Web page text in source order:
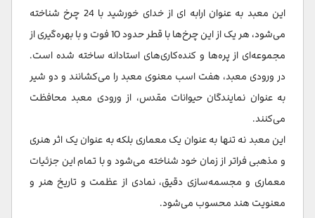
این معبد به عنوان ارابه ای از خدای خورشید با 24 چرخ شناخته
می‌شود، هر یک از این چرخ‌ها با قطر حدود 10 فوت و با بهره‌گیری از
مجموعه‌ای از پره‌ها و کنده‌کاری‌های استادانه ساخته شده است.
در ورودی معبد، هفت اسب معنوی معبد را می‌کشانند و دو شیر
به عنوان نمایندگان حیوانات مقدس، از ورودی معبد محافظت
می‌کنند.
این معبد نه تنها به عنوان یک معماری بلکه به عنوان یک اثر هنری
و مذهبی فراتر از زمان خود شناخته می‌شود و با تمام این جزئیات
معماری و مجسمه‌سازی دقیق، نمادی از عظمت و تاریخ هنر و
معنویت هند محسوب می‌شود.